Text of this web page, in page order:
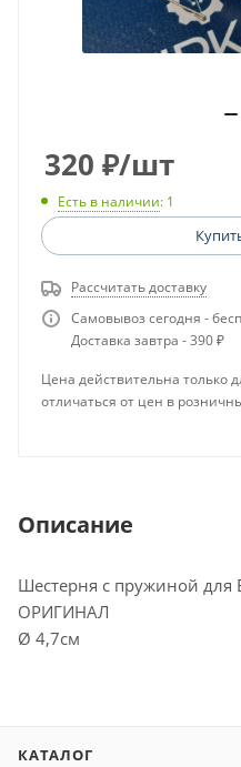
320 ₽/шт
Есть в наличии: 1
Рассчитать доставку
Самовывоз сегодня -
Доставка завтра - 390 ₽
Цена действительна только
отличаться от цен в
Описание
Шестерня c пружиной для
ОРИГИНАЛ
Ø 4,7см
КАТАЛОГ